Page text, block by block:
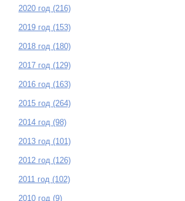
2020 год (216)
2019 год (153)
2018 год (180)
2017 год (129)
2016 год (163)
2015 год (264)
2014 год (98)
2013 год (101)
2012 год (126)
2011 год (102)
2010 год (9)